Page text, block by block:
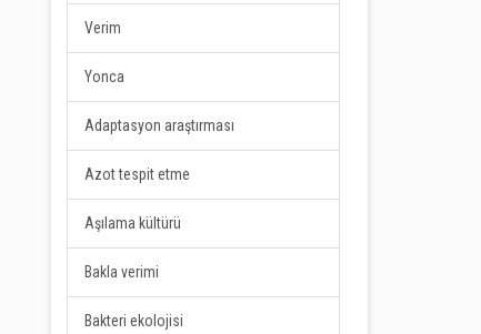
Verim
Yonca
Adaptasyon araştırması
Azot tespit etme
Aşılama kültürü
Bakla verimi
Bakteri ekolojisi